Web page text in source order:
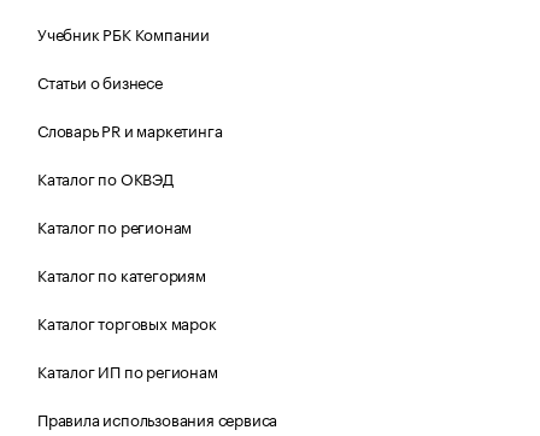
Учебник РБК Компании
Статьи о бизнесе
Словарь PR и маркетинга
Каталог по ОКВЭД
Каталог по регионам
Каталог по категориям
Каталог торговых марок
Каталог ИП по регионам
Правила использования сервиса